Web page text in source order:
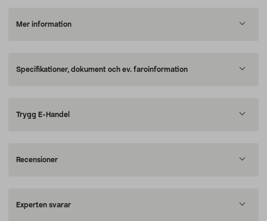
Mer information
Specifikationer, dokument och ev. faroinformation
Trygg E-Handel
Recensioner
Experten svarar